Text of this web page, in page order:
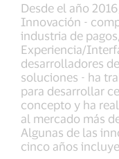
Desde el año
Innovación -
industria de
Experiencia/
desarrolladores
soluciones - ha
para desarrollar
concepto y ha
al mercado más
Algunas de las
cinco años